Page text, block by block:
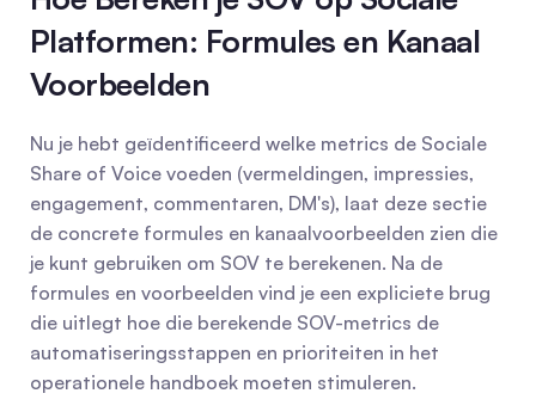
Platformen: Formules en Kanaal
Voorbeelden
Nu je hebt geïdentificeerd welke metrics de Sociale
Share of Voice voeden (vermeldingen, impressies,
engagement, commentaren, DM's), laat deze sectie
de concrete formules en kanaalvoorbeelden zien die
je kunt gebruiken om SOV te berekenen. Na de
formules en voorbeelden vind je een expliciete brug
die uitlegt hoe die berekende SOV-metrics de
automatiseringsstappen en prioriteiten in het
operationele handboek moeten stimuleren.